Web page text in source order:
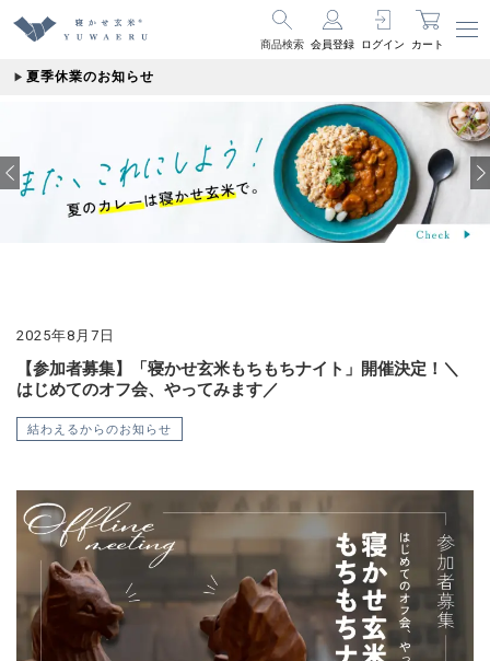
商品検索 会員登録 ログイン カート
夏季休業のお知らせ
2025年8月7日
【参加者募集】「寝かせ玄米もちもちナイト」開催決定！＼
はじめてのオフ会、やってみます／
結わえるからのお知らせ